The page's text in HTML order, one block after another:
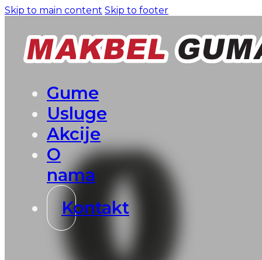
Skip to main content Skip to footer
Gume
Usluge
Akcije
O
nama
Kontakt